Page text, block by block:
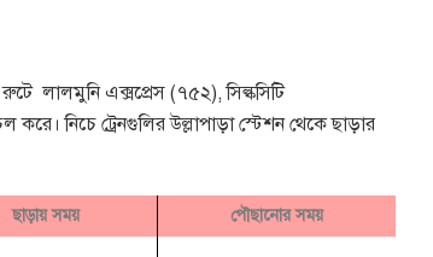
লালমুনি এক্সপ্রেস (৭৫২), সিল্কসিটি
নিচে ট্রেনগুলির উল্লাপাড়া স্টেশন থেকে ছাড়ার
ছাড়ায় সময় পৌছানোর সময়